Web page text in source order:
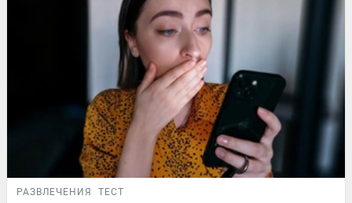
РАЗВЛЕЧЕНИЯ ТЕСТ